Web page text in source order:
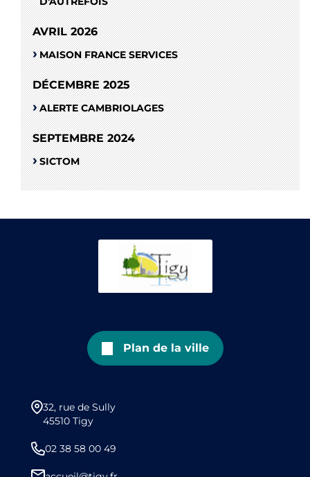
AVRIL 2026
MAISON FRANCE SERVICES
DÉCEMBRE 2025
ALERTE CAMBRIOLAGES
SEPTEMBRE 2024
SICTOM
Plan de la ville
32, rue de Sully
45510 Tigy
02 38 58 00 49